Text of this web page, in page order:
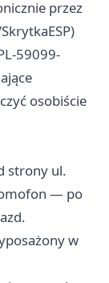
przez
59099-
osobiście
strony ul.
— po
w